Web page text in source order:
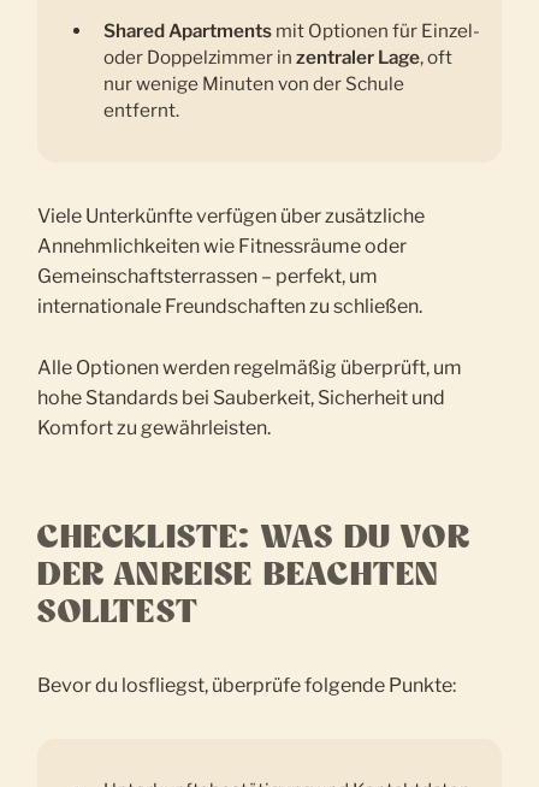
Shared Apartments mit Optionen für Einzel-
oder Doppelzimmer inzentraler Lage, oft
nur wenige Minuten von der Schule
entfernt.
Viele Unterkünfte verfügen über zusätzliche
Annehmlichkeiten wie Fitnessräume oder
Gemeinschaftsterrassen – perfekt, um
internationale Freundschaften zu schließen.
Alle Optionen werden regelmäßig überprüft, um
hohe Standards bei Sauberkeit, Sicherheit und
Komfort zu gewährleisten.
CHECKLISTE: WAS DU VOR
DER ANREISE BEACHTEN
SOLLTEST
Bevor du losfliegst, überprüfe folgende Punkte: